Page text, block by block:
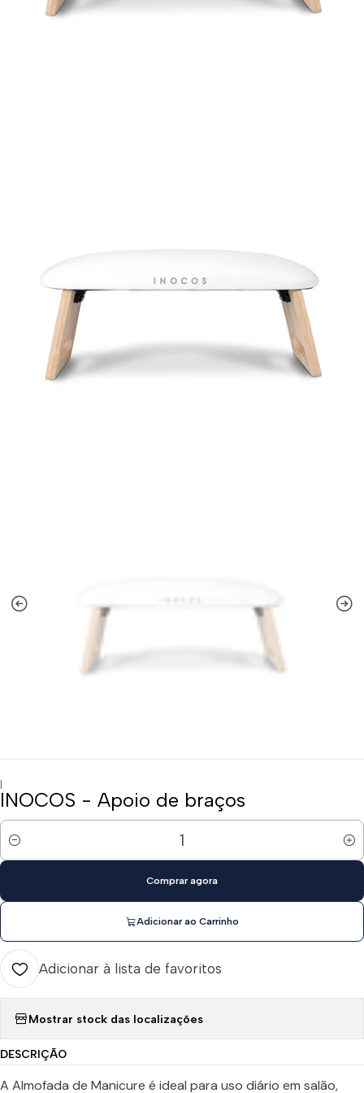
|
INOCOS - Apoio de braços
Quantidade
Adicionar ao Carrinho
Comprar agora
Adicionar à lista de favoritos
Mostrar stock das localizações
DESCRIÇÃO
A Almofada de Manicure é ideal para uso diário em salão,